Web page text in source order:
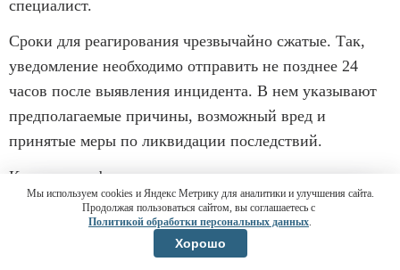
специалист.
Сроки для реагирования чрезвычайно сжатые. Так,
уведомление необходимо отправить не позднее 24
часов после выявления инцидента. В нем указывают
предполагаемые причины, возможный вред и
принятые меры по ликвидации последствий.
Кроме того, фирма должна инициировать внутреннее
расследование и проинформировать о его результатах
в течение 72 часов с момента обнаружения утечки.
Сообщения можно направить через специальные
×
Я помогу вам разобраться!
Ольга Серебрякова Жду звонка
Мы используем cookies и Яндекс Метрику для аналитики и улучшения сайта.
Продолжая пользоваться сайтом, вы соглашаетесь с
Политикой обработки персональных данных.
Хорошо